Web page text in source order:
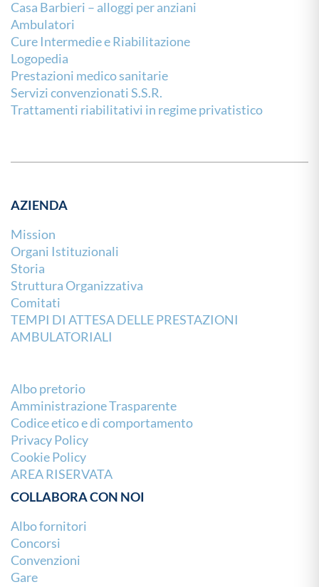
Casa Barbieri – alloggi per anziani
Ambulatori
Cure Intermedie e Riabilitazione
Logopedia
Prestazioni medico sanitarie
Servizi convenzionati S.S.R.
Trattamenti riabilitativi in regime privatistico
AZIENDA
Mission
Organi Istituzionali
Storia
Struttura Organizzativa
Comitati
TEMPI DI ATTESA DELLE PRESTAZIONI
AMBULATORIALI
Albo pretorio
Amministrazione Trasparente
Codice etico e di comportamento
Privacy Policy
Cookie Policy
AREA RISERVATA
COLLABORA CON NOI
Albo fornitori
Concorsi
Convenzioni
Gare